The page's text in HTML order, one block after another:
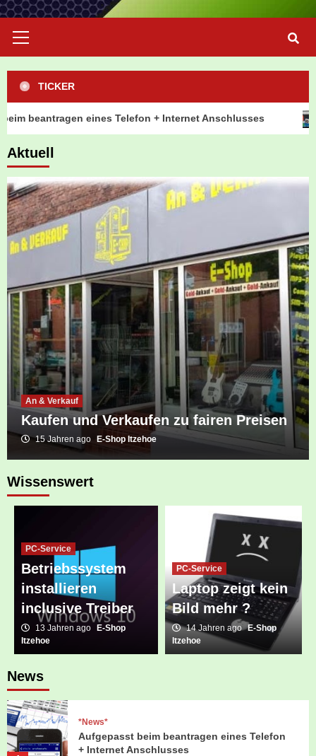
Menu
TICKER
beantragen eines Telefon + Internet Anschlusses
Aktuell
An & Verkauf
Kaufen und Verkaufen zu fairen Preisen
15 Jahren ago E-Shop Itzehoe
Wissenswert
PC-Service
Betriebssystem
installieren
inclusive Treiber
13 Jahren ago
E-Shop
Itzehoe
PC-Service
Laptop zeigt kein
Bild mehr ?
14 Jahren ago E-Shop
Itzehoe
News
*News*
Aufgepasst beim beantragen eines Telefon
+ Internet Anschlusses